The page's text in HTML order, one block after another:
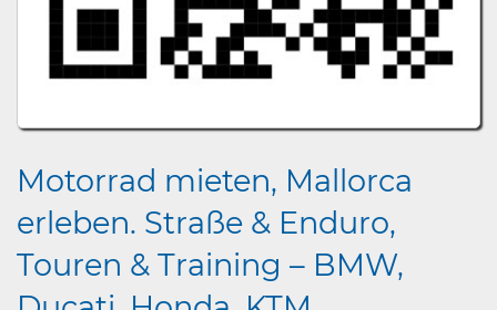
Motorrad mieten, Mallorca
erleben. Straße & Enduro,
Touren & Training – BMW,